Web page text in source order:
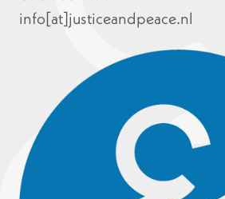
info[at]justiceandpeace.nl